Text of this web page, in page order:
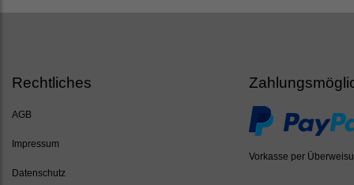
Rechtliches
AGB
Impressum
Datenschutz
Vorkasse per